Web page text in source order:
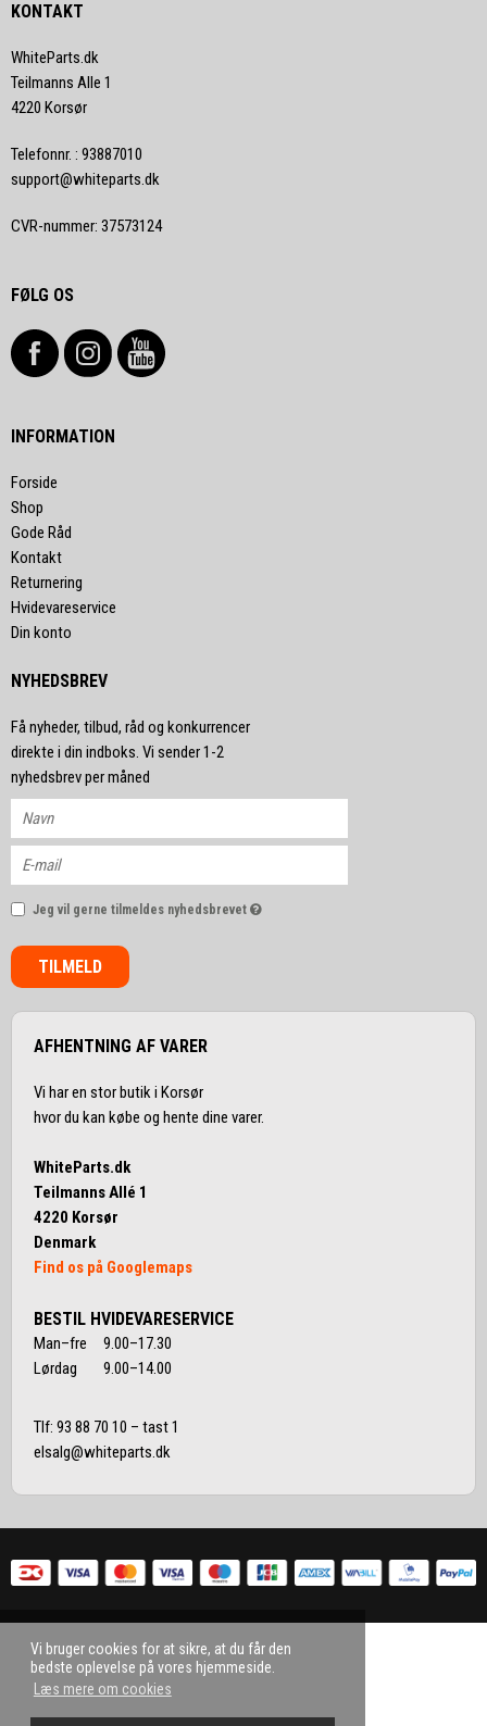
Vi bruger cookies for at sikre, at du får den
bedste oplevelse på vores hjemmeside.
Læs mere om cookies
KONTAKT
WhiteParts.dk
Teilmanns Alle 1
4220 Korsør
Telefonnr. : 93887010
support@whiteparts.dk
CVR-nummer: 37573124
FØLG OS
INFORMATION
Forside
Shop
Gode Råd
Kontakt
Returnering
Hvidevareservice
Din konto
NYHEDSBREV
Få nyheder, tilbud, råd og konkurrencer
direkte i din indboks. Vi sender 1-2
nyhedsbrev per måned
Jeg vil gerne tilmeldes nyhedsbrevet
TILMELD
AFHENTNING AF VARER
Vi har en stor butik i Korsør
hvor du kan købe og hente dine varer.
WhiteParts.dk
Teilmanns Allé 1
4220 Korsør
Denmark
Find os på Googlemaps
BESTIL HVIDEVARESERVICE
Man–fre 9.00–17.30
Lørdag 9.00–14.00
Tlf: 93 88 70 10 – tast 1
elsalg@whiteparts.dk